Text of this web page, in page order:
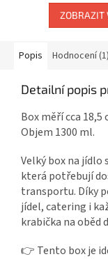
ZOBRAZIT
Popis Hodnocení (1)
Detailní popis
Box měří cca 18,5
Objem 1300 ml.
Velký box na jídlo
která potřebují
transportu. Díky
jídel, catering i
krabička na oběd
👉 Tento box je